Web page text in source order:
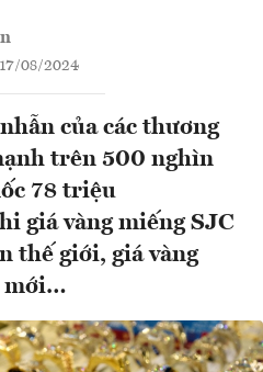
17/08/2024
của các thương
trên 500 nghìn
78 triệu
giá vàng miếng SJC
thế giới, giá vàng
mới…